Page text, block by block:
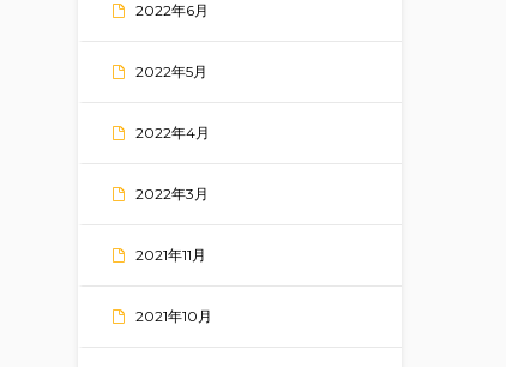
2022年6月
2022年5月
2022年4月
2022年3月
2021年11月
2021年10月